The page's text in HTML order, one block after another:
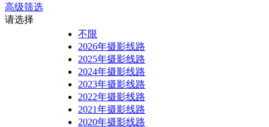
高级筛选
请选择
不限
2026年摄影线路
2025年摄影线路
2024年摄影线路
2023年摄影线路
2022年摄影线路
2021年摄影线路
2020年摄影线路